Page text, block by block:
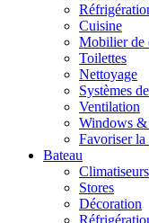
Cuisine
Mobilier de
Toilettes
Nettoyage
Systèmes
Ventilation
Windows
Favoriser
Bateau
Climatiseurs
Stores
Décoration